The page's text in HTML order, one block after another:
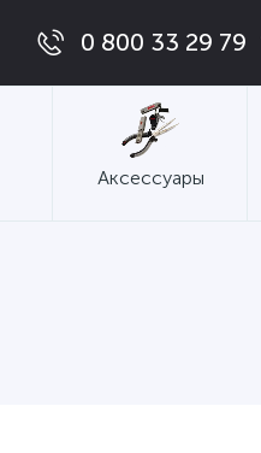
0 800 33 29 79
Аксессуары